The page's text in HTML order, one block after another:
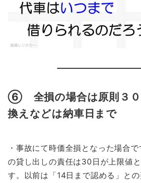
⑥ 全損の場合は原則３０
換えなどは納車日まで
・事故にて時価全損となった場合
の貸し出しの責任は30日が上限値
す。以前は「14日まで認める」と